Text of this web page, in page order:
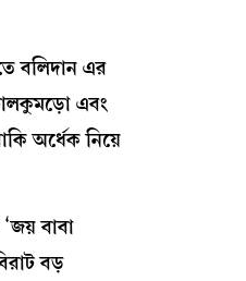
বলিদান এর
এবং
অর্ধেক নিয়ে
বাবা
বড়